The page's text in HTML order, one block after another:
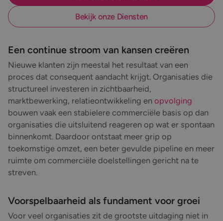
Bekijk onze Diensten
Een continue stroom van kansen creëren
Nieuwe klanten zijn meestal het resultaat van een
proces dat consequent aandacht krijgt. Organisaties die
structureel investeren in zichtbaarheid,
marktbewerking, relatieontwikkeling en opvolging
bouwen vaak een stabielere commerciële basis op dan
organisaties die uitsluitend reageren op wat er spontaan
binnenkomt. Daardoor ontstaat meer grip op
toekomstige omzet, een beter gevulde pipeline en meer
ruimte om commerciële doelstellingen gericht na te
streven.
Voorspelbaarheid als fundament voor groei
Voor veel organisaties zit de grootste uitdaging niet in